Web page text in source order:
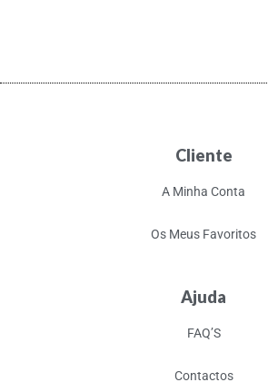
Cliente
A Minha Conta
Os Meus Favoritos
Ajuda
FAQ’S
Contactos